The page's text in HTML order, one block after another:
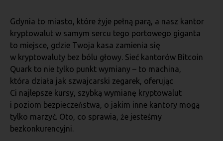
Gdynia to miasto, które żyje pełną parą, a nasz kantor
kryptowalut w samym sercu tego portowego giganta
to miejsce, gdzie Twoja kasa zamienia się
w kryptowaluty bez bólu głowy. Sieć kantorów Bitcoin
Quark to nie tylko punkt wymiany – to machina,
która działa jak szwajcarski zegarek, oferując
Ci najlepsze kursy, szybką wymianę kryptowalut
i poziom bezpieczeństwa, o jakim inne kantory mogą
tylko marzyć. Oto, co sprawia, że jesteśmy
bezkonkurencyjni.